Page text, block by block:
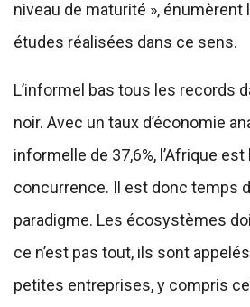
niveau de maturité »,
études réalisées dans ce sens.
L’informel bas tous les records
noir. Avec un taux d’économie
informelle de 37,6%, l’Afrique
concurrence. Il est donc temps
paradigme. Les écosystèmes
ce n’est pas tout, ils sont
petites entreprises, y compris